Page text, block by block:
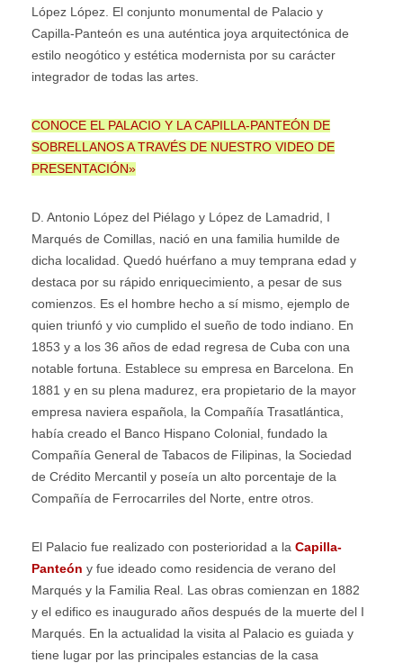
López López. El conjunto monumental de Palacio y
Capilla-Panteón es una auténtica joya arquitectónica de
estilo neogótico y estética modernista por su carácter
integrador de todas las artes.
CONOCE EL PALACIO Y LA CAPILLA-PANTEÓN DE
SOBRELLANOS A TRAVÉS DE NUESTRO VIDEO DE
PRESENTACIÓN»
D. Antonio López del Piélago y López de Lamadrid, I
Marqués de Comillas, nació en una familia humilde de
dicha localidad. Quedó huérfano a muy temprana edad y
destaca por su rápido enriquecimiento, a pesar de sus
comienzos. Es el hombre hecho a sí mismo, ejemplo de
quien triunfó y vio cumplido el sueño de todo indiano. En
1853 y a los 36 años de edad regresa de Cuba con una
notable fortuna. Establece su empresa en Barcelona. En
1881 y en su plena madurez, era propietario de la mayor
empresa naviera española, la Compañía Trasatlántica,
había creado el Banco Hispano Colonial, fundado la
Compañía General de Tabacos de Filipinas, la Sociedad
de Crédito Mercantil y poseía un alto porcentaje de la
Compañía de Ferrocarriles del Norte, entre otros.
El Palacio fue realizado con posterioridad a la Capilla-
Panteón y fue ideado como residencia de verano del
Marqués y la Familia Real. Las obras comienzan en 1882
y el edifico es inaugurado años después de la muerte del I
Marqués. En la actualidad la visita al Palacio es guiada y
tiene lugar por las principales estancias de la casa